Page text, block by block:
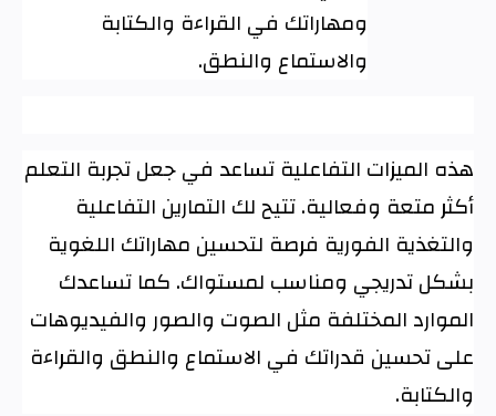
ومهاراتك في القراءة والكتابة
والاستماع والنطق.
هذه الميزات التفاعلية تساعد في جعل تجربة التعلم
أكثر متعة وفعالية. تتيح لك التمارين التفاعلية
والتغذية الفورية فرصة لتحسين مهاراتك اللغوية
بشكل تدريجي ومناسب لمستواك. كما تساعدك
الموارد المختلفة مثل الصوت والصور والفيديوهات
على تحسين قدراتك في الاستماع والنطق والقراءة
والكتابة.